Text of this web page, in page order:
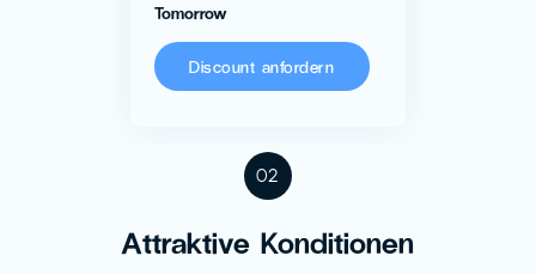
02
Attraktive Konditionen
Tomorrow
Discount anfordern